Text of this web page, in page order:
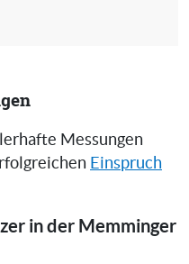
Messungen
Einspruch
in der Memminger